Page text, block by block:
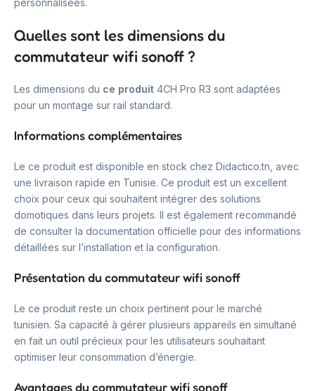
personnalisées.
Quelles sont les dimensions du
commutateur wifi sonoff ?
Les dimensions du ce produit 4CH Pro R3 sont adaptées
pour un montage sur rail standard.
Informations complémentaires
Le ce produit est disponible en stock chez Didactico.tn, avec
une livraison rapide en Tunisie. Ce produit est un excellent
choix pour ceux qui souhaitent intégrer des solutions
domotiques dans leurs projets. Il est également recommandé
de consulter la documentation officielle pour des informations
détaillées sur l’installation et la configuration.
Présentation du commutateur wifi sonoff
Le ce produit reste un choix pertinent pour le marché
tunisien. Sa capacité à gérer plusieurs appareils en simultané
en fait un outil précieux pour les utilisateurs souhaitant
optimiser leur consommation d’énergie.
Avantages du commutateur wifi sonoff